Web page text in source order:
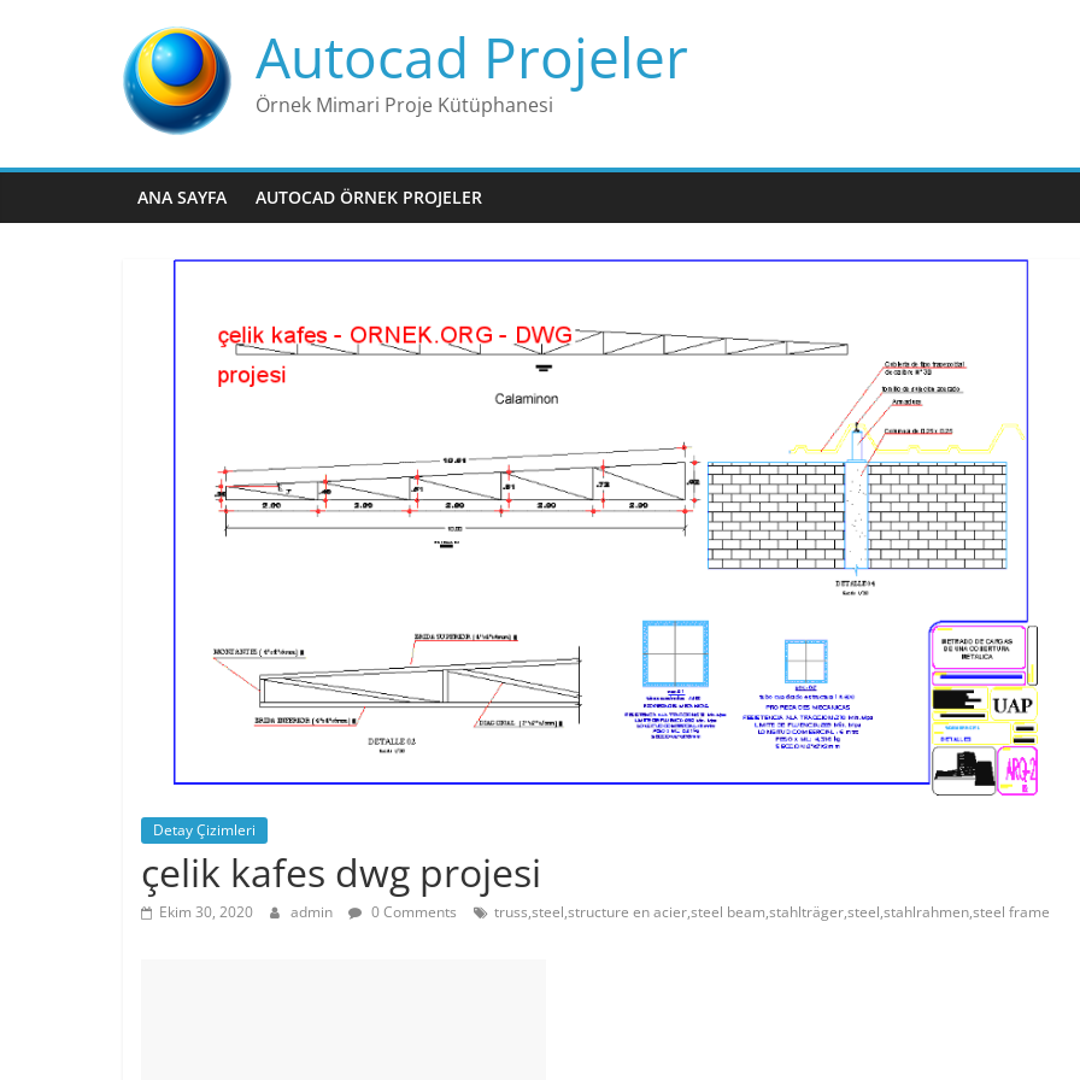
Autocad Projeler
Örnek Mimari Proje Kütüphanesi
ANA SAYFA AUTOCAD ÖRNEK PROJELER
Detay Çizimleri
çelik kafes dwg projesi
Ekim 30, 2020 admin 0 Comments truss,steel,structure en acier,steel beam,stahlträger,steel,stahlrahmen,steel frame